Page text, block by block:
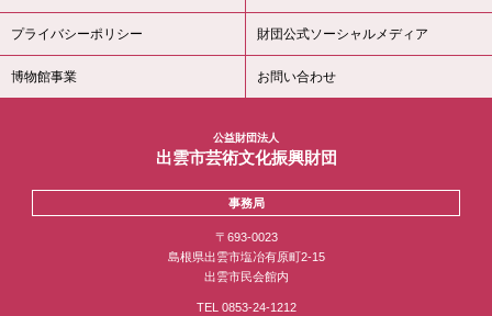
プライバシーポリシー 財団公式ソーシャルメディア
博物館事業 お問い合わせ
公益財団法人
出雲市芸術文化振興財団
事務局
〒693-0023
島根県出雲市塩冶有原町2-15
出雲市民会館内
TEL 0853-24-1212